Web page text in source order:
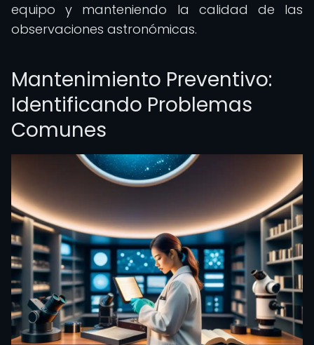
equipo y manteniendo la calidad de las
observaciones astronómicas.
Mantenimiento Preventivo:
Identificando Problemas
Comunes